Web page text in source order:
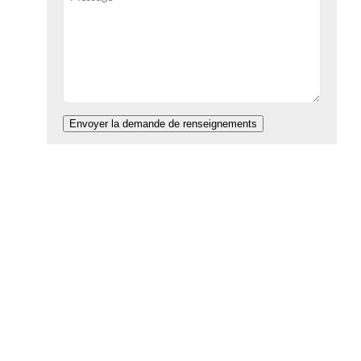
Envoyer la demande de renseignements